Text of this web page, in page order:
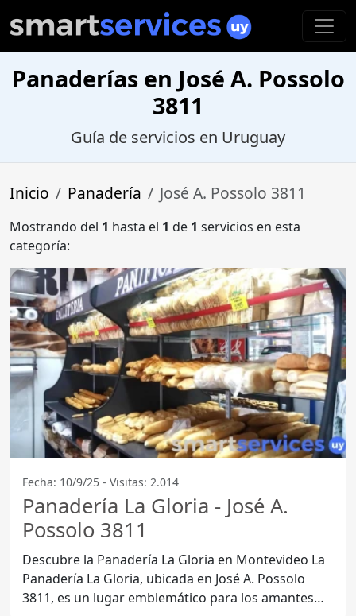
Panaderías en José A. Possolo
3811
Guía de servicios en Uruguay
Inicio Panadería José A. Possolo 3811
Mostrando del 1 hasta el 1 de 1 servicios en esta
categoría:
Fecha: 10/9/25 - Visitas: 2.014
Panadería La Gloria - José A.
Possolo 3811
Descubre la Panadería La Gloria en Montevideo La
Panadería La Gloria, ubicada en José A. Possolo
3811, es un lugar emblemático para los amantes